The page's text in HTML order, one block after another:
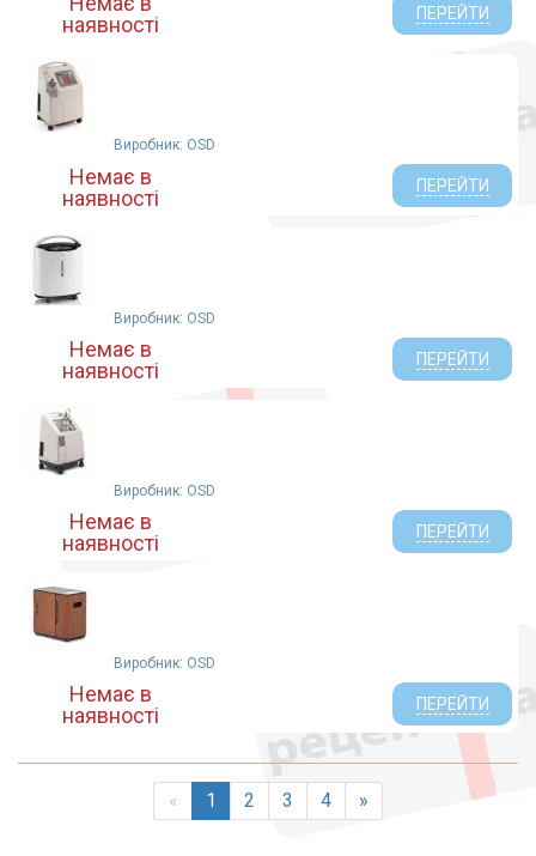
наявності
ПЕРЕЙТИ
Виробник: OSD
Немає в
наявності
ПЕРЕЙТИ
Виробник: OSD
Немає в
наявності
ПЕРЕЙТИ
Виробник: OSD
Немає в
наявності
ПЕРЕЙТИ
Виробник: OSD
Немає в
наявності
ПЕРЕЙТИ
« 1 2 3 4 »